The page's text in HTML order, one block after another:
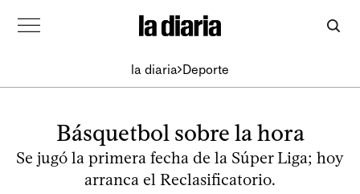
la diaria Deporte
Básquetbol sobre la hora
Se jugó la primera fecha de la Súper Liga; hoy
arranca el Reclasificatorio.